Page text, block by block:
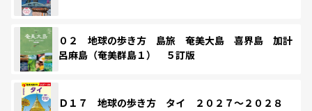
０２ 地球の歩き方 島旅 奄美大島 喜界島 加計
呂麻島（奄美群島１） ５訂版
Ｄ１７ 地球の歩き方 タイ ２０２７～２０２８